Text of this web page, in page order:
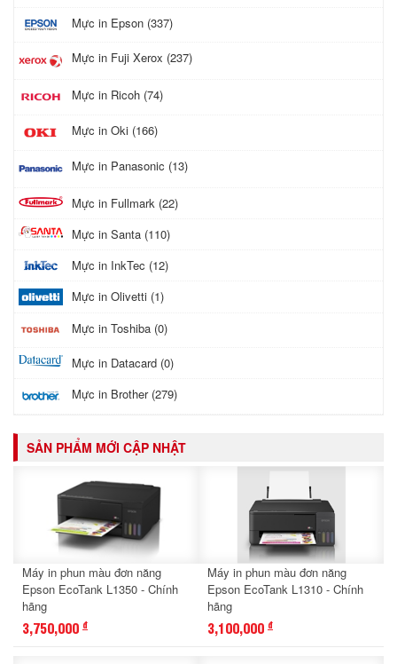
Mực in Epson (337)
Mực in Fuji Xerox (237)
Mực in Ricoh (74)
Mực in Oki (166)
Mực in Panasonic (13)
Mực in Fullmark (22)
Mực in Santa (110)
Mực in InkTec (12)
Mực in Olivetti (1)
Mực in Toshiba (0)
Mực in Datacard (0)
Mực in Brother (279)
SẢN PHẨM MỚI CẬP NHẬT
Máy in phun màu đơn năng
Epson EcoTank L1350 - Chính
hãng
3,750,000 đ
Máy in phun màu đơn năng
Epson EcoTank L1310 - Chính
hãng
3,100,000 đ